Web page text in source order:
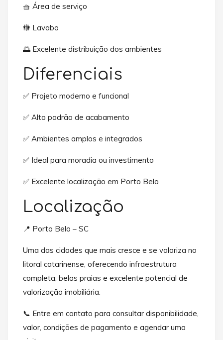
🧺 Área de serviço
🚻 Lavabo
🌅 Excelente distribuição dos ambientes
Diferenciais
✅ Projeto moderno e funcional
✅ Alto padrão de acabamento
✅ Ambientes amplos e integrados
✅ Ideal para moradia ou investimento
✅ Excelente localização em Porto Belo
Localização
📍 Porto Belo – SC
Uma das cidades que mais cresce e se valoriza no
litoral catarinense, oferecendo infraestrutura
completa, belas praias e excelente potencial de
valorização imobiliária.
📞 Entre em contato para consultar disponibilidade,
valor, condições de pagamento e agendar uma